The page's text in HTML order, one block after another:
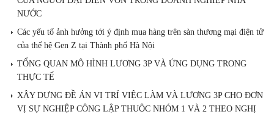
NƯỚC
Các yếu tố ảnh hưởng tới ý định mua hàng trên sàn thương mại điện tử
của thế hệ Gen Z tại Thành phố Hà Nội
TỔNG QUAN MÔ HÌNH LƯƠNG 3P VÀ ỨNG DỤNG TRONG
THỰC TẾ
XÂY DỰNG ĐỀ ÁN VỊ TRÍ VIỆC LÀM VÀ LƯƠNG 3P CHO ĐƠN
VỊ SỰ NGHIỆP CÔNG LẬP THUỘC NHÓM 1 VÀ 2 THEO NGHỊ